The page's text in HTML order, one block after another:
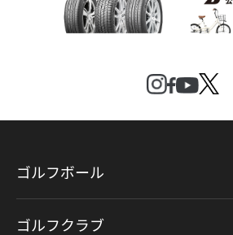
ゴルフボール
ゴルフクラブ